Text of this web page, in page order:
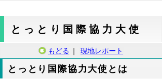
とっとり国際協力大使
もどる ｜ 現地レポート
とっとり国際協力大使とは